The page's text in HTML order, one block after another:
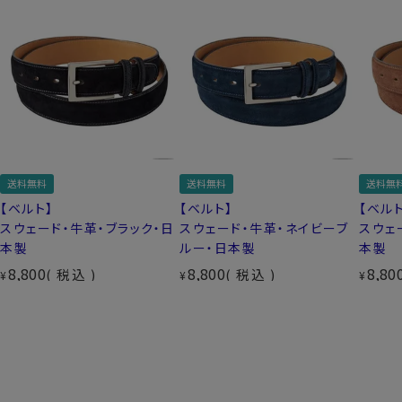
【ベルト】
スウェード・牛革・ブラック・日
本製
送料無料
¥8,800 税込
【ベルト】
スウェード・牛革・ネイビーブ
ルー・日本製
送料無料
¥8,800 税込
【ベル
スウェ
本製
送料無
¥